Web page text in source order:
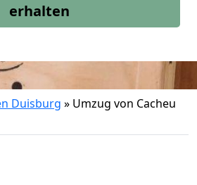
erhalten
Duisburg » Umzug von Cacheu